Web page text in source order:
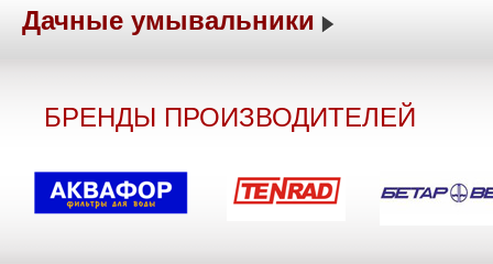
Дачные умывальники
БРЕНДЫ ПРОИЗВОДИТЕЛЕЙ